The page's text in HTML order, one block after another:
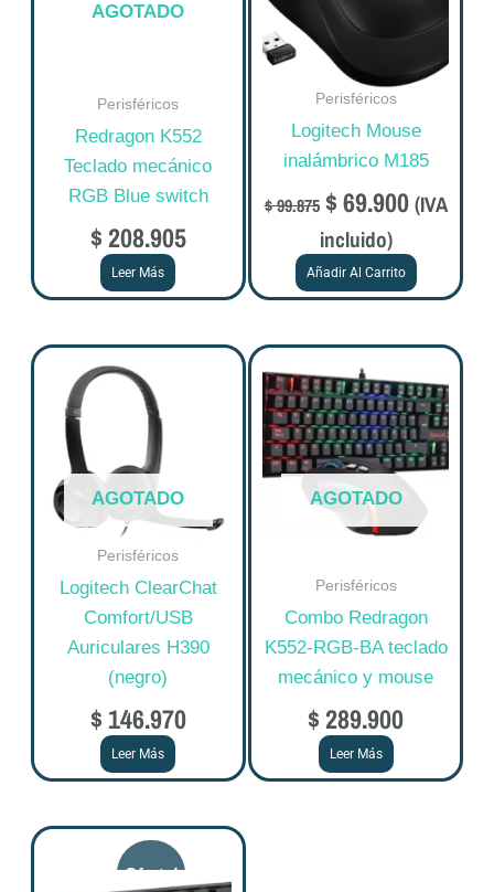
AGOTADO
Perisféricos
Redragon K552
Teclado mecánico
RGB Blue switch
$208.905
Leer Más
Perisféricos
Logitech Mouse
inalámbrico M185
$99.875 $69.900 (IVA
incluido)
Añadir Al Carrito
AGOTADO
Perisféricos
Logitech ClearChat
Comfort/USB
Auriculares H390
(negro)
$ 146.970
Leer Más
AGOTADO
Perisféricos
Combo Redragon
K552-RGB-BA teclado
mecánico y mouse
$289.900
Leer Más
Este
producto